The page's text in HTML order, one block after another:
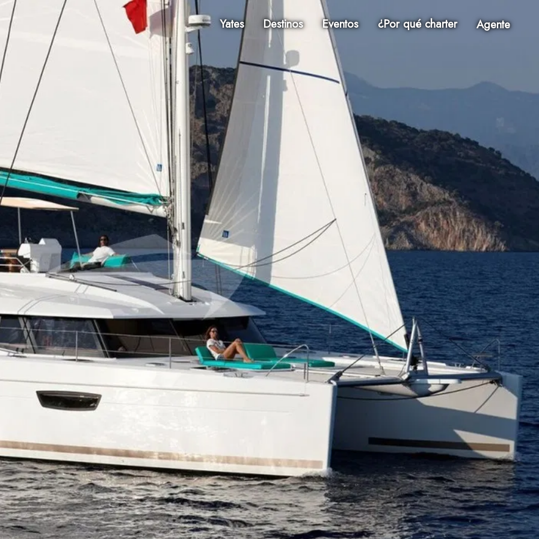
Yates Destinos Eventos ¿Por qué charter Agente